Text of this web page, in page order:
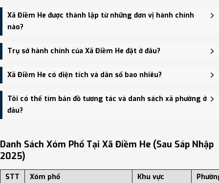
Xã Điềm He được thành lập từ những đơn vị hành chính
nào?
Xã Điềm He được thành lập trên cơ sở sáp nhập Xã Trấn Ninh, Xã
Liên Hội, Xã Điềm He.
Trụ sở hành chính của Xã Điềm He đặt ở đâu?
Trụ sở hành chính mới của Xã Điềm He đặt tại Trụ sở Đảng ủy,
HĐND, UBND xã Điềm He - trung tâm khu vực thuận tiện giao
thông.
Xã Điềm He có diện tích và dân số bao nhiêu?
Xã Điềm He có Diện tích: 103.12 km², Dân số: 1,134 người, Mật độ
dân số: Khoảng 11.00 người/km²
Tôi có thể tìm bản đồ tương tác và danh sách xã phường ở
đâu?
địa điểm tại: VReview.vn - Nền tảng review địa điểm, dịch vụ và du
lịch uy tín tại Việt Nam.
Danh Sách Xóm Phố Tại Xã Điềm He (sau Sáp Nhập
2025)
STT Xóm phố Khu vực